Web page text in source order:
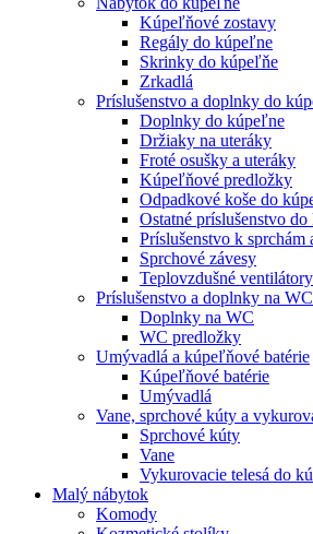
Kúpeľňové zostavy
Regály do kúpeľne
Skrinky do kúpeľňe
Zrkadlá
Príslušenstvo a doplnky do
Doplnky do kúpeľne
Držiaky na uteráky
Froté osušky a uteráky
Kúpeľňové predložky
Odpadkové koše do
Ostatné príslušenstvo
Príslušenstvo k sprchám
Sprchové závesy
Teplovzdušné
Príslušenstvo a doplnky na WC
Doplnky na WC
WC predložky
Umývadlá a kúpeľňové batérie
Kúpeľňové batérie
Umývadlá
Vane, sprchové kúty a
Sprchové kúty
Vane
Vykurovacie telesá do
Malý nábytok
Komody